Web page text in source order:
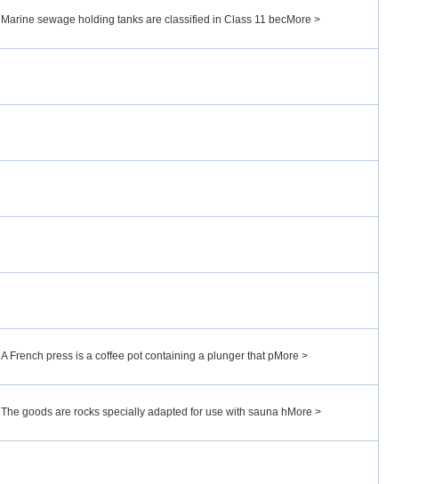
Marine sewage holding tanks are classified in Class 11 becMore >
A French press is a coffee pot containing a plunger that pMore >
The goods are rocks specially adapted for use with sauna hMore >